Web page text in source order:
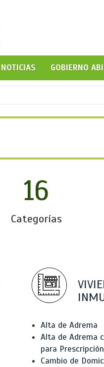
NOTICIAS GOBIERNO
16
Categorías
Alta de Adrema
Alta de Adrema
para
Cambio de